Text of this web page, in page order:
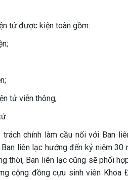
tử được kiện toàn gồm:
tử viễn thông;
chính làm cầu nối với Ban
liên lạc hướng đến kỷ niệm 30
thời, Ban liên lạc cũng sẽ phối
cộng đồng cựu sinh viên Khoa